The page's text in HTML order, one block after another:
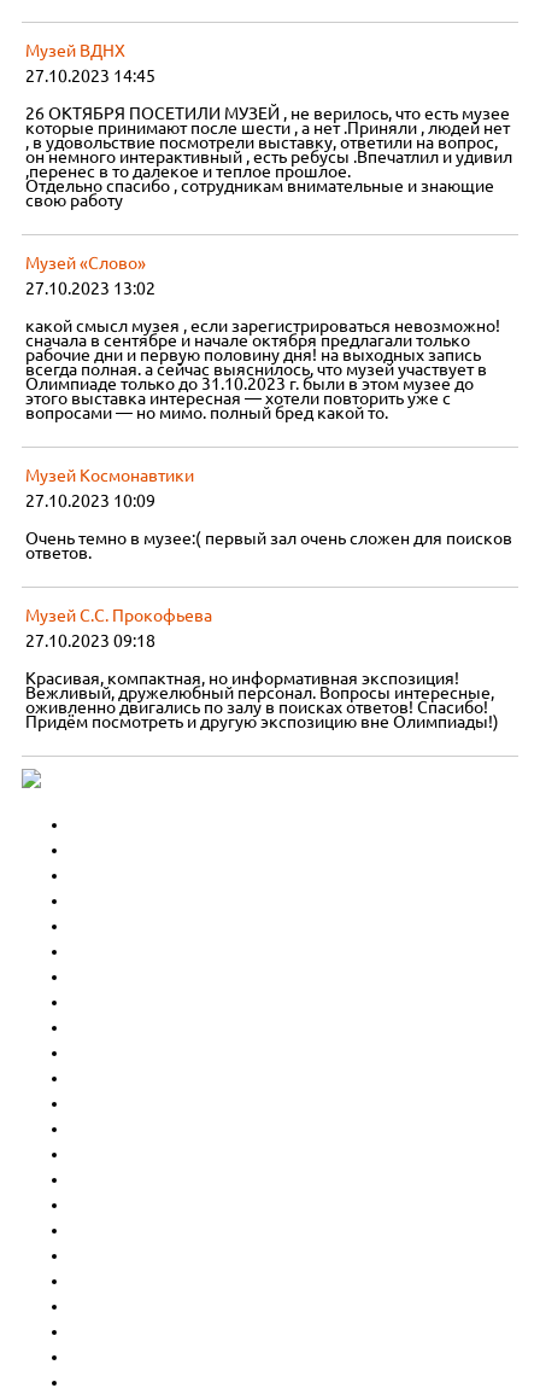
Музей ВДНХ
27.10.2023 14:45
26 ОКТЯБРЯ ПОСЕТИЛИ МУЗЕЙ , не верилось, что есть музее
которые принимают после шести , а нет .Приняли , людей нет
, в удовольствие посмотрели выставку, ответили на вопрос,
он немного интерактивный , есть ребусы .Впечатлил и удивил
,перенес в то далекое и теплое прошлое.
Отдельно спасибо , сотрудникам внимательные и знающие
свою работу
Музей «Слово»
27.10.2023 13:02
какой смысл музея , если зарегистрироваться невозможно!
сначала в сентябре и начале октября предлагали только
рабочие дни и первую половину дня! на выходных запись
всегда полная. а сейчас выяснилось, что музей участвует в
Олимпиаде только до 31.10.2023 г. были в этом музее до
этого выставка интересная — хотели повторить уже с
вопросами — но мимо. полный бред какой то.
Музей Космонавтики
27.10.2023 10:09
Очень темно в музее:( первый зал очень сложен для поисков
ответов.
Музей С.С. Прокофьева
27.10.2023 09:18
Красивая, компактная, но информативная экспозиция!
Вежливый, дружелюбный персонал. Вопросы интересные,
оживленно двигались по залу в поисках ответов! Спасибо!
Придём посмотреть и другую экспозицию вне Олимпиады!)